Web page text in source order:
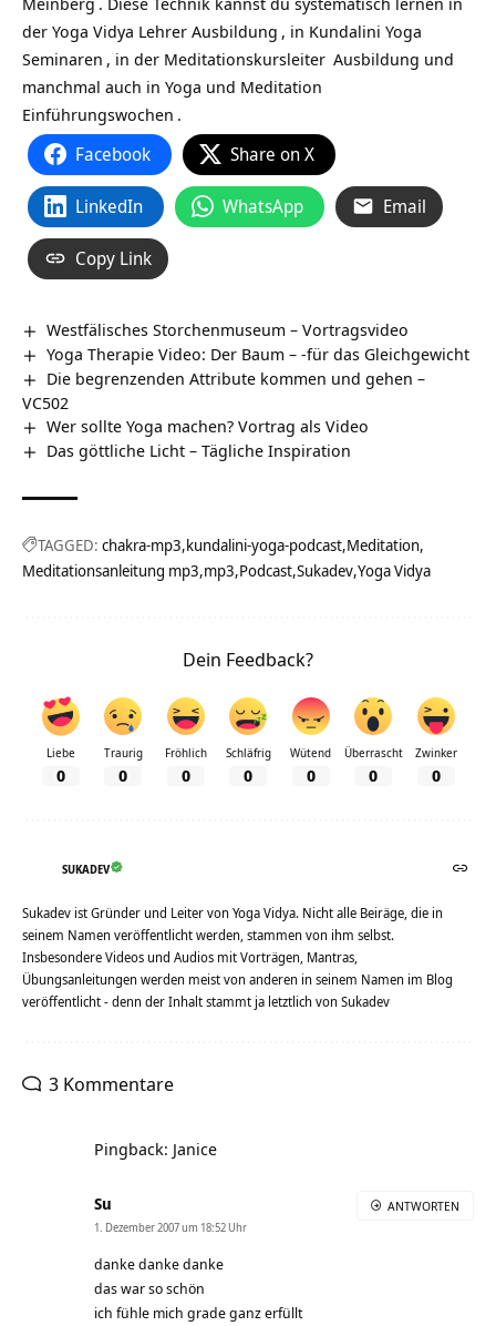
der Yoga Vidya Lehrer Ausbildung , in Kundalini Yoga
Seminaren , in der Meditationskursleiter Ausbildung und
manchmal auch in Yoga und Meditation
Einführungswochen .
Facebook Share on X
LinkedIn WhatsApp Email
Copy Link
Westfälisches Storchenmuseum‏‎ – Vortragsvideo
Yoga Therapie Video: Der Baum – -für das Gleichgewicht
Die begrenzenden Attribute kommen und gehen –
VC502
Wer sollte Yoga machen? Vortrag als Video
Das göttliche Licht – Tägliche Inspiration
TAGGED: chakra-mp3 kundalini-yoga-podcast Meditation
Meditationsanleitung mp3 mp3 Podcast Sukadev Yoga Vidya
Dein Feedback?
Liebe
0
Traurig
0
Fröhlich
0
Schläfrig
0
Wütend
0
Überrascht
0
Zwinker
0
SUKADEV
Sukadev ist Gründer und Leiter von Yoga Vidya. Nicht alle Beiräge, die in
seinem Namen veröffentlicht werden, stammen von ihm selbst.
Insbesondere Videos und Audios mit Vorträgen, Mantras,
Übungsanleitungen werden meist von anderen in seinem Namen im Blog
veröffentlicht - denn der Inhalt stammt ja letztlich von Sukadev
3 Kommentare
Pingback: Janice
Su
1. Dezember 2007 um 18:52 Uhr
danke danke danke
das war so schön
ich fühle mich grade ganz erfüllt
ANTWORTEN